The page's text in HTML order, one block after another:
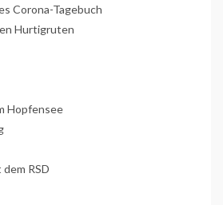
Corona-Tagebuch
Hurtigruten
Hopfensee
RSD